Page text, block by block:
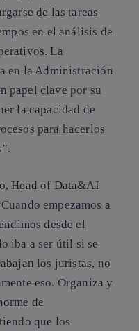
de las tareas
en el análisis de
La
en la Administración
papel clave por su
la capacidad de
para hacerlos
Head of Data&AI
empezamos a
desde el
iba a ser útil si se
los juristas, no
eso. Organiza y
de
que los